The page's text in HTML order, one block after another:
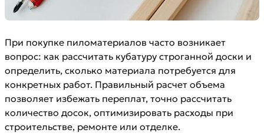
При покупке пиломатериалов часто возникает
вопрос: как рассчитать кубатуру строганной доски и
определить, сколько материала потребуется для
конкретных работ. Правильный расчет объема
позволяет избежать переплат, точно рассчитать
количество досок, оптимизировать расходы при
строительстве, ремонте или отделке.